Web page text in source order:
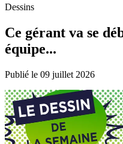
Dessins
Ce gérant va se
équipe...
Publié le 09 juillet 2026